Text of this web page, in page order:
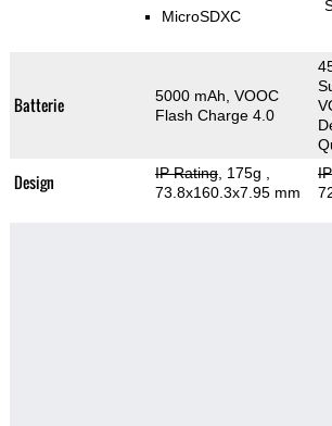
MicroSDXC
Batterie
5000 mAh, VOOC
Flash Charge 4.0
Design IP Rating, 175g
73.8x160.3x7.95 mm